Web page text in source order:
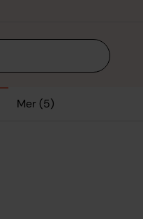
Mer (5)